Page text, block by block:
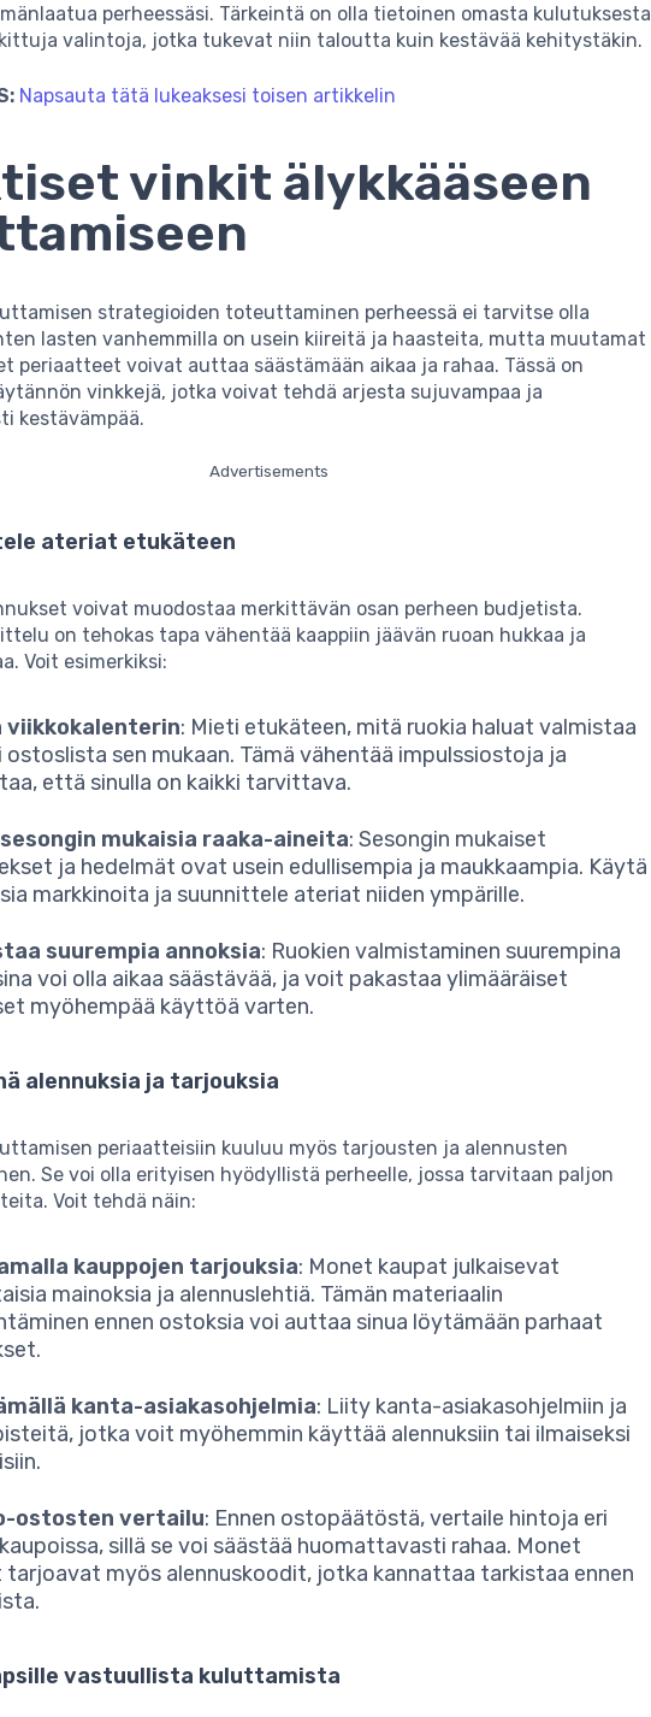
perheessäsi. Tärkeintä on olla tietoinen omasta kulutuksesta
valintoja, jotka tukevat niin taloutta kuin kestävää kehitystäkin.
Napsauta tätä lukeaksesi toisen artikkelin
vinkit älykkääseen
strategioiden toteuttaminen perheessä ei tarvitse olla
lasten vanhemmilla on usein kiireitä ja haasteita, mutta muutamat
periaatteet voivat auttaa säästämään aikaa ja rahaa. Tässä on
vinkkejä, jotka voivat tehdä arjesta sujuvampaa ja
kestävämpää.
Advertisements
ateriat etukäteen
voivat muodostaa merkittävän osan perheen budjetista.
on tehokas tapa vähentää kaappiin jäävän ruoan hukkaa ja
Voit esimerkiksi:
viikkokalenterin: Mieti etukäteen, mitä ruokia haluat valmistaa
ostoslista sen mukaan. Tämä vähentää impulssiostoja ja
että sinulla on kaikki tarvittava.
mukaisia raaka-aineita: Sesongin mukaiset
ja hedelmät ovat usein edullisempia ja maukkaampia. Käytä
markkinoita ja suunnittele ateriat niiden ympärille.
suurempia annoksia: Ruokien valmistaminen suurempina
voi olla aikaa säästävää, ja voit pakastaa ylimääräiset
myöhempää käyttöä varten.
alennuksia ja tarjouksia
periaatteisiin kuuluu myös tarjousten ja alennusten
Se voi olla erityisen hyödyllistä perheelle, jossa tarvitaan paljon
Voit tehdä näin:
kauppojen tarjouksia: Monet kaupat julkaisevat
mainoksia ja alennuslehtiä. Tämän materiaalin
ennen ostoksia voi auttaa sinua löytämään parhaat
kanta-asiakasohjelmia: Liity kanta-asiakasohjelmiin ja
jotka voit myöhemmin käyttää alennuksiin tai ilmaiseksi
ostosten vertailu: Ennen ostopäätöstä, vertaile hintoja eri
sillä se voi säästää huomattavasti rahaa. Monet
tarjoavat myös alennuskoodit, jotka kannattaa tarkistaa ennen
vastuullista kuluttamista